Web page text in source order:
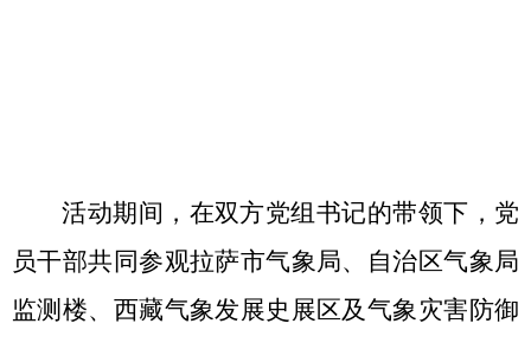
活动期间， 在双方党组书记的带领下， 党
员干部共同参观拉萨市气象局、自治区气象局
监测楼、西藏气象发展史展区及气象灾害防御